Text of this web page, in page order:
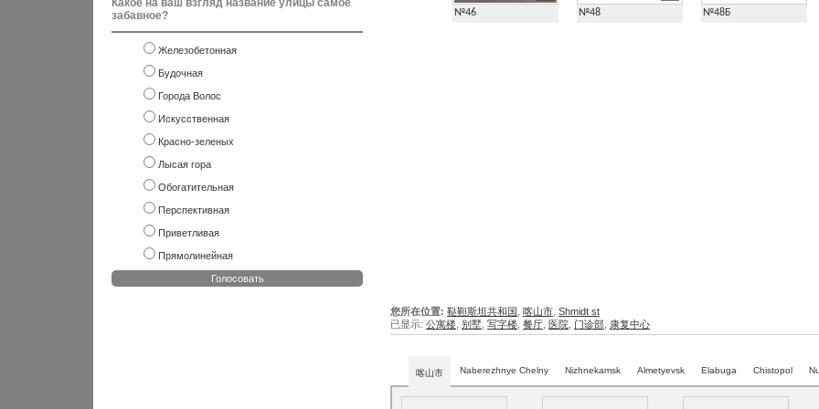
Какое на ваш взгляд название улицы самое
забавное?
Железобетонная
Будочная
Города Волос
Искусственная
Красно-зеленых
Лысая гора
Обогатительная
Перспективная
Приветливая
Прямолинейная
Голосовать
№46 №48 №48Б
您所在位置: 鞑靼斯坦共和国 喀山市 Shmidt st
已显示: 公寓楼 别墅 写字楼 餐厅 医院 门诊部 康复中心
喀山市 Naberezhnye Chelny Nizhnekamsk Almetyevsk Elabuga Chistopol